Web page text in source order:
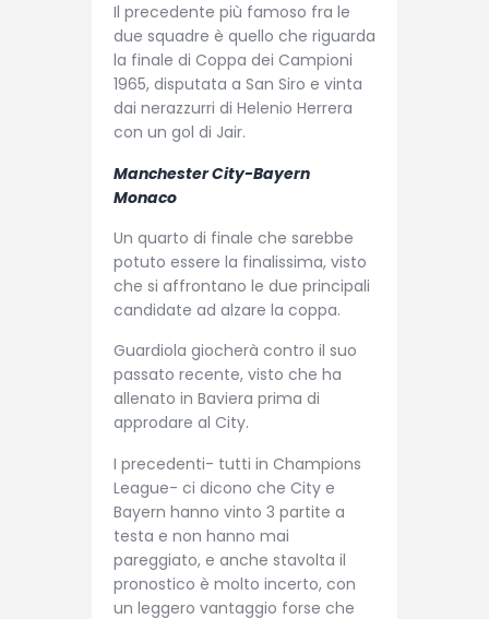
Il precedente più famoso fra le
due squadre è quello che riguarda
la finale di Coppa dei Campioni
1965, disputata a San Siro e vinta
dai nerazzurri di Helenio Herrera
con un gol di Jair.
Manchester City-Bayern
Monaco
Un quarto di finale che sarebbe
potuto essere la finalissima, visto
che si affrontano le due principali
candidate ad alzare la coppa.
Guardiola giocherà contro il suo
passato recente, visto che ha
allenato in Baviera prima di
approdare al City.
I precedenti- tutti in Champions
League- ci dicono che City e
Bayern hanno vinto 3 partite a
testa e non hanno mai
pareggiato, e anche stavolta il
pronostico è molto incerto, con
un leggero vantaggio forse che